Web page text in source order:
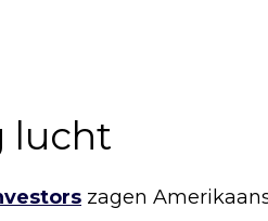
lucht
zagen